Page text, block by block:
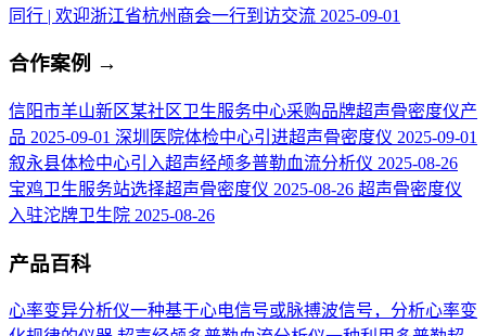
同行 | 欢迎浙江省杭州商会一行到访交流 2025-09-01
合作案例 →
信阳市羊山新区某社区卫生服务中心采购品牌超声骨密度仪产
品 2025-09-01 深圳医院体检中心引进超声骨密度仪 2025-09-01
叙永县体检中心引入超声经颅多普勒血流分析仪 2025-08-26
宝鸡卫生服务站选择超声骨密度仪 2025-08-26 超声骨密度仪
入驻沱牌卫生院 2025-08-26
产品百科
心率变异分析仪一种基于心电信号或脉搏波信号，分析心率变